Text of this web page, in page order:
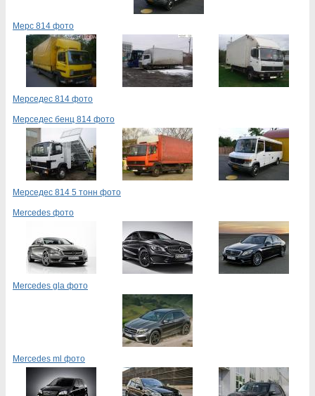
Мерс 814 фото
Мерседес 814 фото
Мерседес бенц 814 фото
Мерседес 814 5 тонн фото
Mercedes фото
Mercedes gla фото
Mercedes ml фото